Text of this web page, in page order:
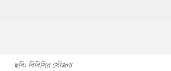
ছবি: বিবিসির সৌজন্য